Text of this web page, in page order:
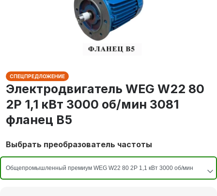
СПЕЦПРЕДЛОЖЕНИЕ
Электродвигатель WEG W22 80
2P 1,1 кВт 3000 об/мин 3081
фланец В5
Выбрать преобразователь частоты